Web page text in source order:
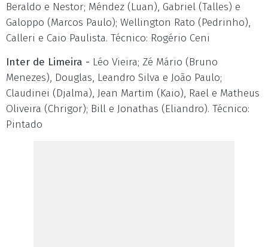
Beraldo e Nestor; Méndez (Luan), Gabriel (Talles) e
Galoppo (Marcos Paulo); Wellington Rato (Pedrinho),
Calleri e Caio Paulista. Técnico: Rogério Ceni
Inter de Limeira - Léo Vieira; Zé Mário (Bruno
Menezes), Douglas, Leandro Silva e João Paulo;
Claudinei (Djalma), Jean Martim (Kaio), Rael e Matheus
Oliveira (Chrigor); Bill e Jonathas (Eliandro). Técnico:
Pintado